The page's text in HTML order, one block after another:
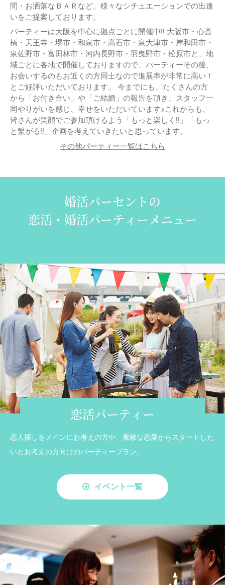
間・お洒落なＢＡＲなど。様々なシチュエーションでの出逢
いをご提案しております。
パーティーは大阪を中心に拠点ごとに開催中!! 大阪市・心斎
橋・天王寺・堺市・和泉市・高石市・泉大津市・岸和田市・
泉佐野市・富田林市・河内長野市・羽曳野市・松原市と、地
域ごとに各地で開催しておりますので、パーティーその後、
お会いするのもお近くの方同士なので進展率が非常に高い！
とご好評いただいております。 今までにも、たくさんの方
から「お付き合い」や「ご結婚」の報告を頂き、スタッフ一
同やりがいを感じ、幸せをいただいています♪これからも、
皆さんが笑顔でご参加頂けるよう「もっと楽しく!!」「もっ
と繋がる!!」企画を考えていきたいと思っています。
その他パーティー一覧はこちら
婚活パーセントの
恋活・婚活パーティーメニュー
恋活パーティー
恋人探しをメインにお考えの方や、素敵な恋愛からスタートした
いとお考えの方向けのパーティープラン。
イベント一覧